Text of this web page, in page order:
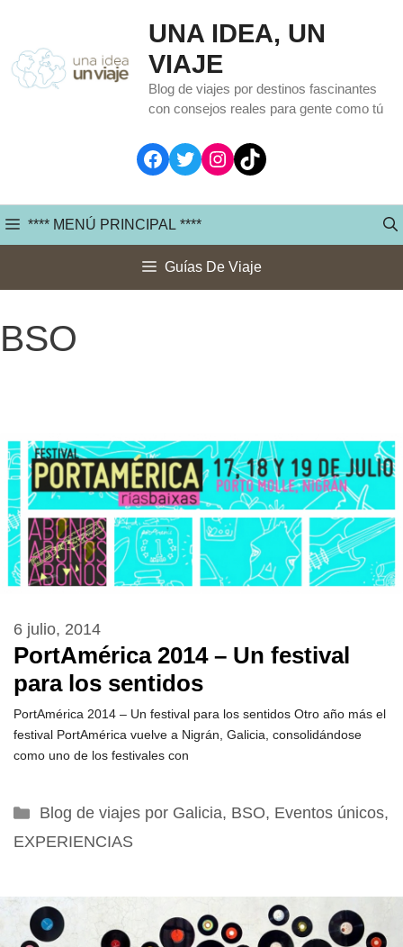
contenido
UNA IDEA, UN
VIAJE
Blog de viajes por destinos fascinantes
con consejos reales para gente como tú
Facebook
TwitterInstagram
TikTok
**** MENÚ PRINCIPAL ****
Guías De Viaje
BSO
PortAmérica 2014 – Un festival
para los sentidos
6 julio, 2014
PortAmérica 2014 – Un festival para los sentidos Otro año más el
festival PortAmérica vuelve a Nigrán, Galicia, consolidándose
como uno de los festivales con
Categorías
Blog de viajes por Galicia, BSO, Eventos únicos,
EXPERIENCIAS